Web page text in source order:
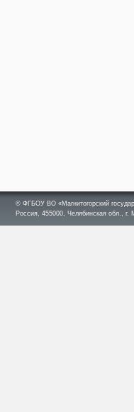
© ФГБОУ ВО «Магнитогорский
Россия, 455000, Челябинская обл., г.